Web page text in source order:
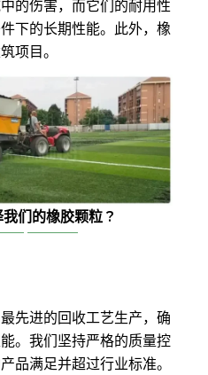
的伤害，而它们的耐用性
下的长期性能。此外，橡
项目。
们的橡胶颗粒 ?
先进的回收工艺生产，确
。我们坚持严格的质量控
品满足并超过行业标准。